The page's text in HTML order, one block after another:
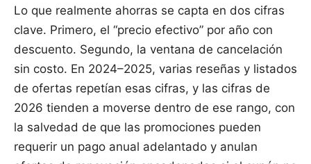
Lo que realmente ahorras se capta en dos cifras
clave. Primero, el “precio efectivo” por año con
descuento. Segundo, la ventana de cancelación
sin costo. En 2024–2025, varias reseñas y listados
de ofertas repetían esas cifras, y las cifras de
2026 tienden a moverse dentro de ese rango, con
la salvedad de que las promociones pueden
requerir un pago anual adelantado y anulan